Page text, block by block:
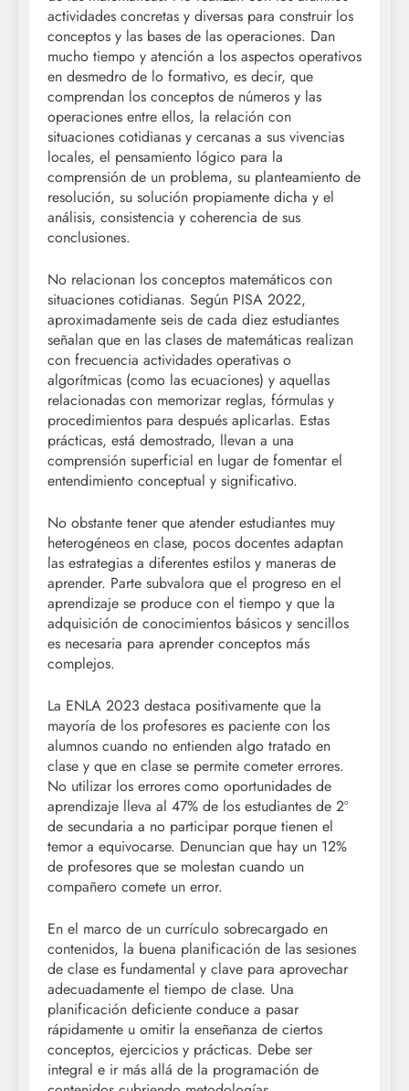
actividades concretas y diversas para construir los
conceptos y las bases de las operaciones. Dan
mucho tiempo y atención a los aspectos operativos
en desmedro de lo formativo, es decir, que
comprendan los conceptos de números y las
operaciones entre ellos, la relación con
situaciones cotidianas y cercanas a sus vivencias
locales, el pensamiento lógico para la
comprensión de un problema, su planteamiento de
resolución, su solución propiamente dicha y el
análisis, consistencia y coherencia de sus
conclusiones.
No relacionan los conceptos matemáticos con
situaciones cotidianas. Según PISA 2022,
aproximadamente seis de cada diez estudiantes
señalan que en las clases de matemáticas realizan
con frecuencia actividades operativas o
algorítmicas (como las ecuaciones) y aquellas
relacionadas con memorizar reglas, fórmulas y
procedimientos para después aplicarlas. Estas
prácticas, está demostrado, llevan a una
comprensión superficial en lugar de fomentar el
entendimiento conceptual y significativo.
No obstante tener que atender estudiantes muy
heterogéneos en clase, pocos docentes adaptan
las estrategias a diferentes estilos y maneras de
aprender. Parte subvalora que el progreso en el
aprendizaje se produce con el tiempo y que la
adquisición de conocimientos básicos y sencillos
es necesaria para aprender conceptos más
complejos.
La ENLA 2023 destaca positivamente que la
mayoría de los profesores es paciente con los
alumnos cuando no entienden algo tratado en
clase y que en clase se permite cometer errores.
No utilizar los errores como oportunidades de
aprendizaje lleva al 47% de los estudiantes de 2º
de secundaria a no participar porque tienen el
temor a equivocarse. Denuncian que hay un 12%
de profesores que se molestan cuando un
compañero comete un error.
En el marco de un currículo sobrecargado en
contenidos, la buena planificación de las sesiones
de clase es fundamental y clave para aprovechar
adecuadamente el tiempo de clase. Una
planificación deficiente conduce a pasar
rápidamente u omitir la enseñanza de ciertos
conceptos, ejercicios y prácticas. Debe ser
integral e ir más allá de la programación de